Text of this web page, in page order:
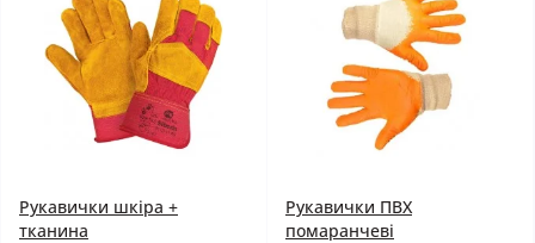
Рукавички шкіра +
тканина
Рукавички ПВХ
помаранчеві